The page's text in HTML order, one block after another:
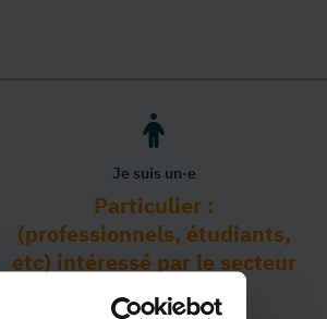
Je suis un·e
Particulier :
(professionnels, étudiants,
etc) intéressé par le secteur
PMS